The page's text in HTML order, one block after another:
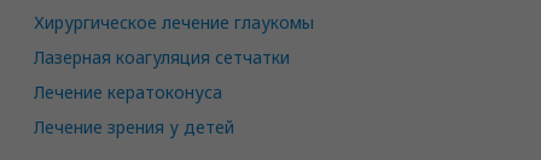
Хирургическое лечение глаукомы
Лазерная коагуляция сетчатки
Лечение кератоконуса
Лечение зрения у детей